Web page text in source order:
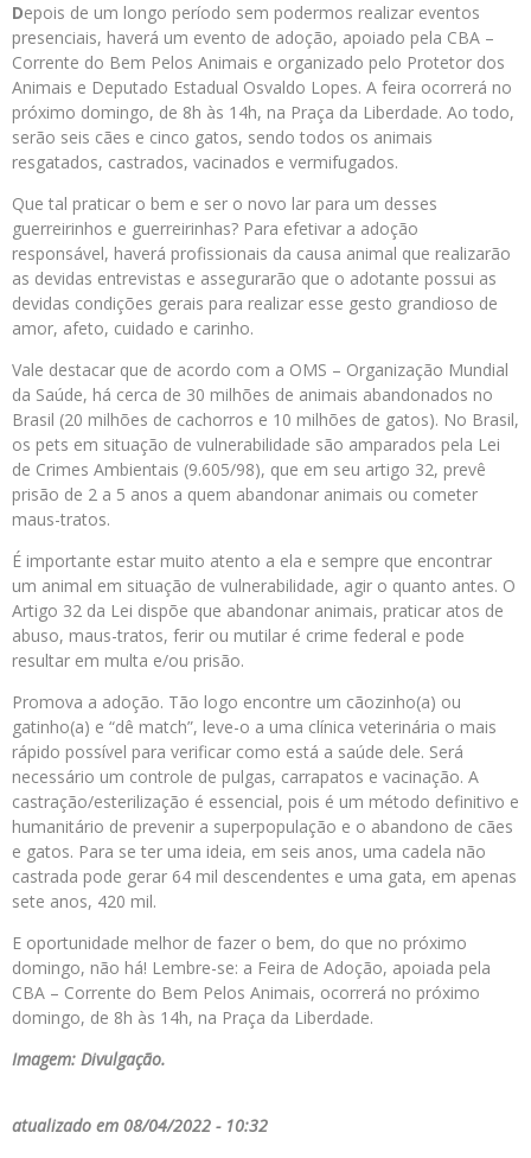
Depois de um longo período sem podermos realizar eventos
presenciais, haverá um evento de adoção, apoiado pela CBA –
Corrente do Bem Pelos Animais e organizado pelo Protetor dos
Animais e Deputado Estadual Osvaldo Lopes. A feira ocorrerá no
próximo domingo, de 8h às 14h, na Praça da Liberdade. Ao todo,
serão seis cães e cinco gatos, sendo todos os animais
resgatados, castrados, vacinados e vermifugados.
Que tal praticar o bem e ser o novo lar para um desses
guerreirinhos e guerreirinhas? Para efetivar a adoção
responsável, haverá profissionais da causa animal que realizarão
as devidas entrevistas e assegurarão que o adotante possui as
devidas condições gerais para realizar esse gesto grandioso de
amor, afeto, cuidado e carinho.
Vale destacar que de acordo com a OMS – Organização Mundial
da Saúde, há cerca de 30 milhões de animais abandonados no
Brasil (20 milhões de cachorros e 10 milhões de gatos). No Brasil,
os pets em situação de vulnerabilidade são amparados pela Lei
de Crimes Ambientais (9.605/98), que em seu artigo 32, prevê
prisão de 2 a 5 anos a quem abandonar animais ou cometer
maus-tratos.
É importante estar muito atento a ela e sempre que encontrar
um animal em situação de vulnerabilidade, agir o quanto antes. O
Artigo 32 da Lei dispõe que abandonar animais, praticar atos de
abuso, maus-tratos, ferir ou mutilar é crime federal e pode
resultar em multa e/ou prisão.
Promova a adoção. Tão logo encontre um cãozinho(a) ou
gatinho(a) e “dê match”, leve-o a uma clínica veterinária o mais
rápido possível para verificar como está a saúde dele. Será
necessário um controle de pulgas, carrapatos e vacinação. A
castração/esterilização é essencial, pois é um método definitivo e
humanitário de prevenir a superpopulação e o abandono de cães
e gatos. Para se ter uma ideia, em seis anos, uma cadela não
castrada pode gerar 64 mil descendentes e uma gata, em apenas
sete anos, 420 mil.⠀
E oportunidade melhor de fazer o bem, do que no próximo
domingo, não há! Lembre-se: a Feira de Adoção, apoiada pela
CBA – Corrente do Bem Pelos Animais, ocorrerá no próximo
domingo, de 8h às 14h, na Praça da Liberdade.
Imagem: Divulgação.
atualizado em 08/04/2022 - 10:32